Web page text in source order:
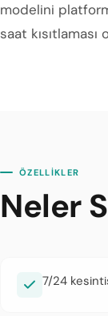
modelini
saat
ÖZELLİKLER
Neler
7/24